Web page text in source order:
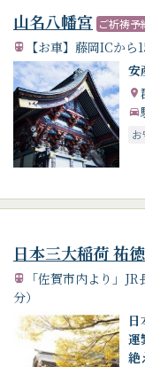
山名八幡宮 ご祈祷
【お車】藤岡ICか
安
日本三大稲荷 祐
「佐賀市内より」
分）
運
絶